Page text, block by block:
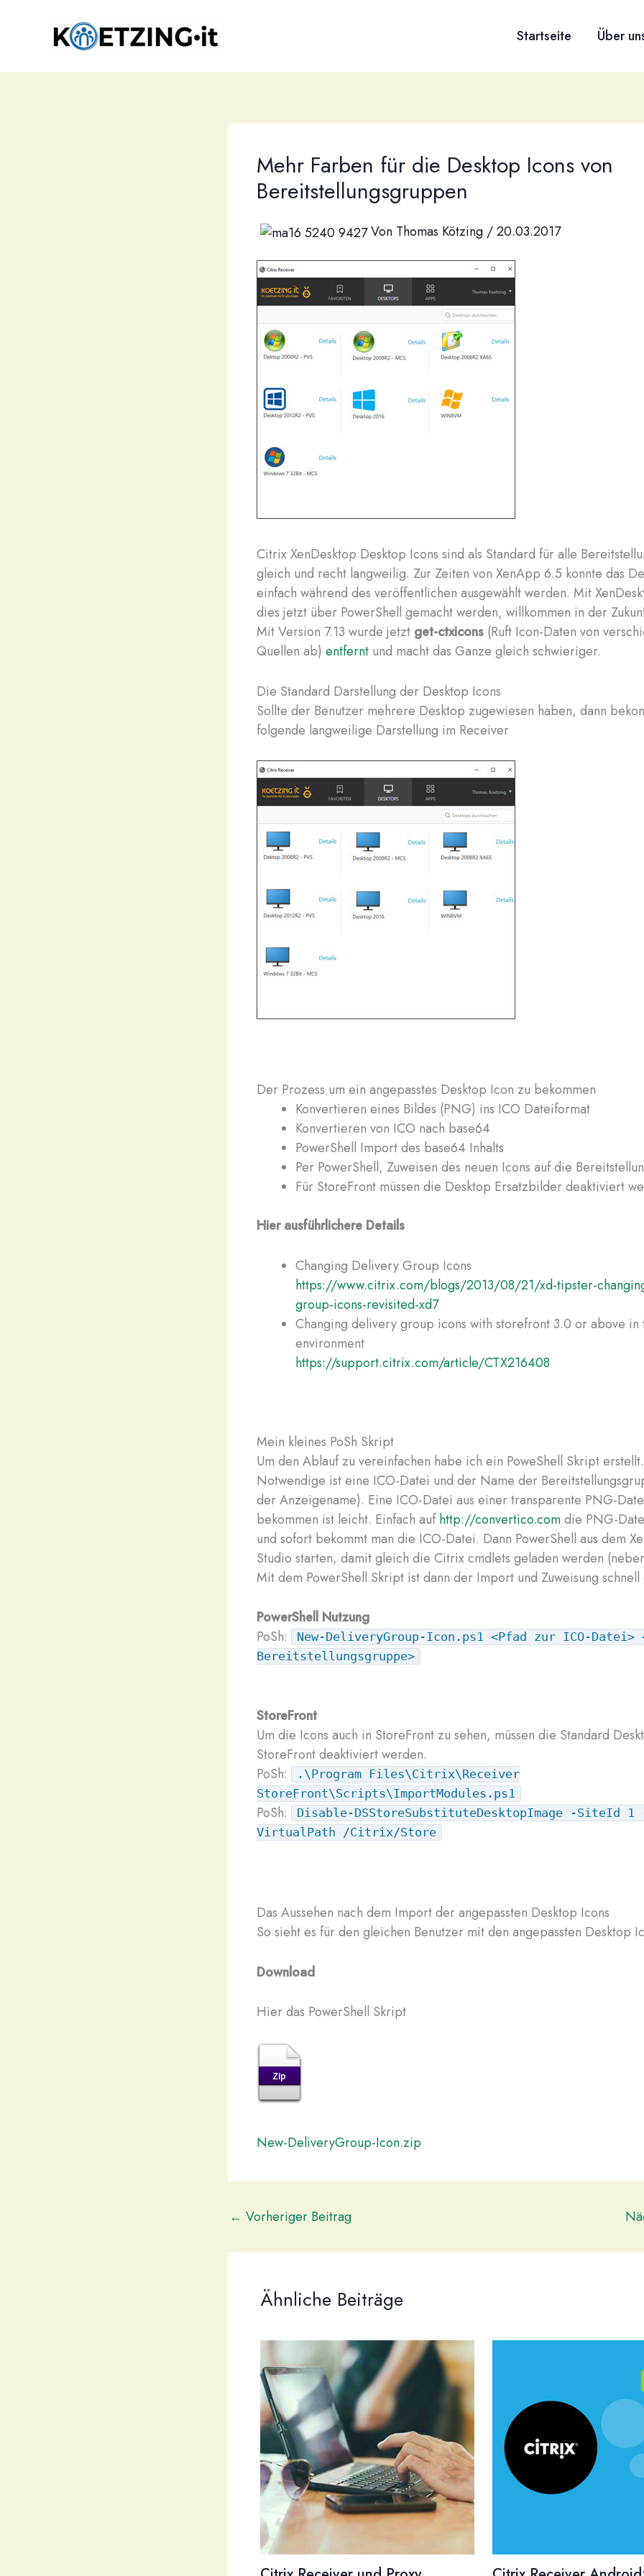
Startseite Über
Mehr Farben für die Desktop Icons von
Bereitstellungsgruppen
Von Thomas Kötzing /20.03.2017
Citrix XenDesktop Desktop Icons sind als Standard für alle
gleich und recht langweilig. Zur Zeiten von XenApp 6.5 konnte das
einfach während des veröffentlichen ausgewählt werden. Mit
dies jetzt über PowerShell gemacht werden, willkommen in der
Mit Version 7.13 wurde jetzt get-ctxicons (Ruft Icon-Daten von
Quellen ab) entfernt und macht das Ganze gleich schwieriger.
Die Standard Darstellung der Desktop Icons
Sollte der Benutzer mehrere Desktop zugewiesen haben, dann
folgende langweilige Darstellung im Receiver
Der Prozess um ein angepasstes Desktop Icon zu bekommen
Konvertieren eines Bildes (PNG) ins ICO Dateiformat
Konvertieren von ICO nach base64
PowerShell Import des base64 Inhalts
Per PowerShell, Zuweisen des neuen Icons auf die
Für StoreFront müssen die Desktop Ersatzbilder deaktiviert
Hier ausführlichere Details
Changing Delivery Group Icons
https://www.citrix.com/blogs/2013/08/21/xd-tipster-
group-icons-revisited-xd7
Changing delivery group icons with storefront 3.0 or above in
environment
https://support.citrix.com/article/CTX216408
Mein kleines PoSh Skript
Um den Ablauf zu vereinfachen habe ich ein PoweShell Skript
Notwendige ist eine ICO-Datei und der Name der
der Anzeigename). Eine ICO-Datei aus einer transparente PNG-
bekommen ist leicht. Einfach aufhttp://convertico.comdie PNG-
und sofort bekommt man die ICO-Datei. Dann PowerShell aus dem
Studio starten, damit gleich die Citrix cmdlets geladen werden
Mit dem PowerShell Skript ist dann der Import und Zuweisung schnell
PowerShell Nutzung
PoSh:
New-DeliveryGroup-Icon.ps1 <Pfad zur ICO-Datei>
Bereitstellungsgruppe>
StoreFront
Um die Icons auch in StoreFront zu sehen, müssen die Standard
StoreFront deaktiviert werden.
PoSh:
.\Program Files\Citrix\Receiver
StoreFront\Scripts\ImportModules.ps1
PoSh:
Disable-DSStoreSubstituteDesktopImage -SiteId 1
VirtualPath /Citrix/Store
Das Aussehen nach dem Import der angepassten Desktop Icons
So sieht es für den gleichen Benutzer mit den angepassten Desktop
Download
Hier das PowerShell Skript
New-DeliveryGroup-Icon.zip
← Vorheriger Beitrag
Ähnliche Beiträge